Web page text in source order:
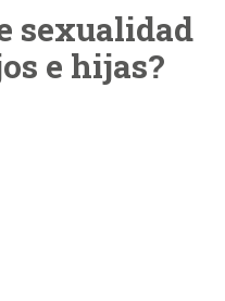
sexualidad
e hijas?